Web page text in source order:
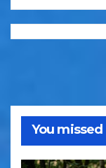
You missed